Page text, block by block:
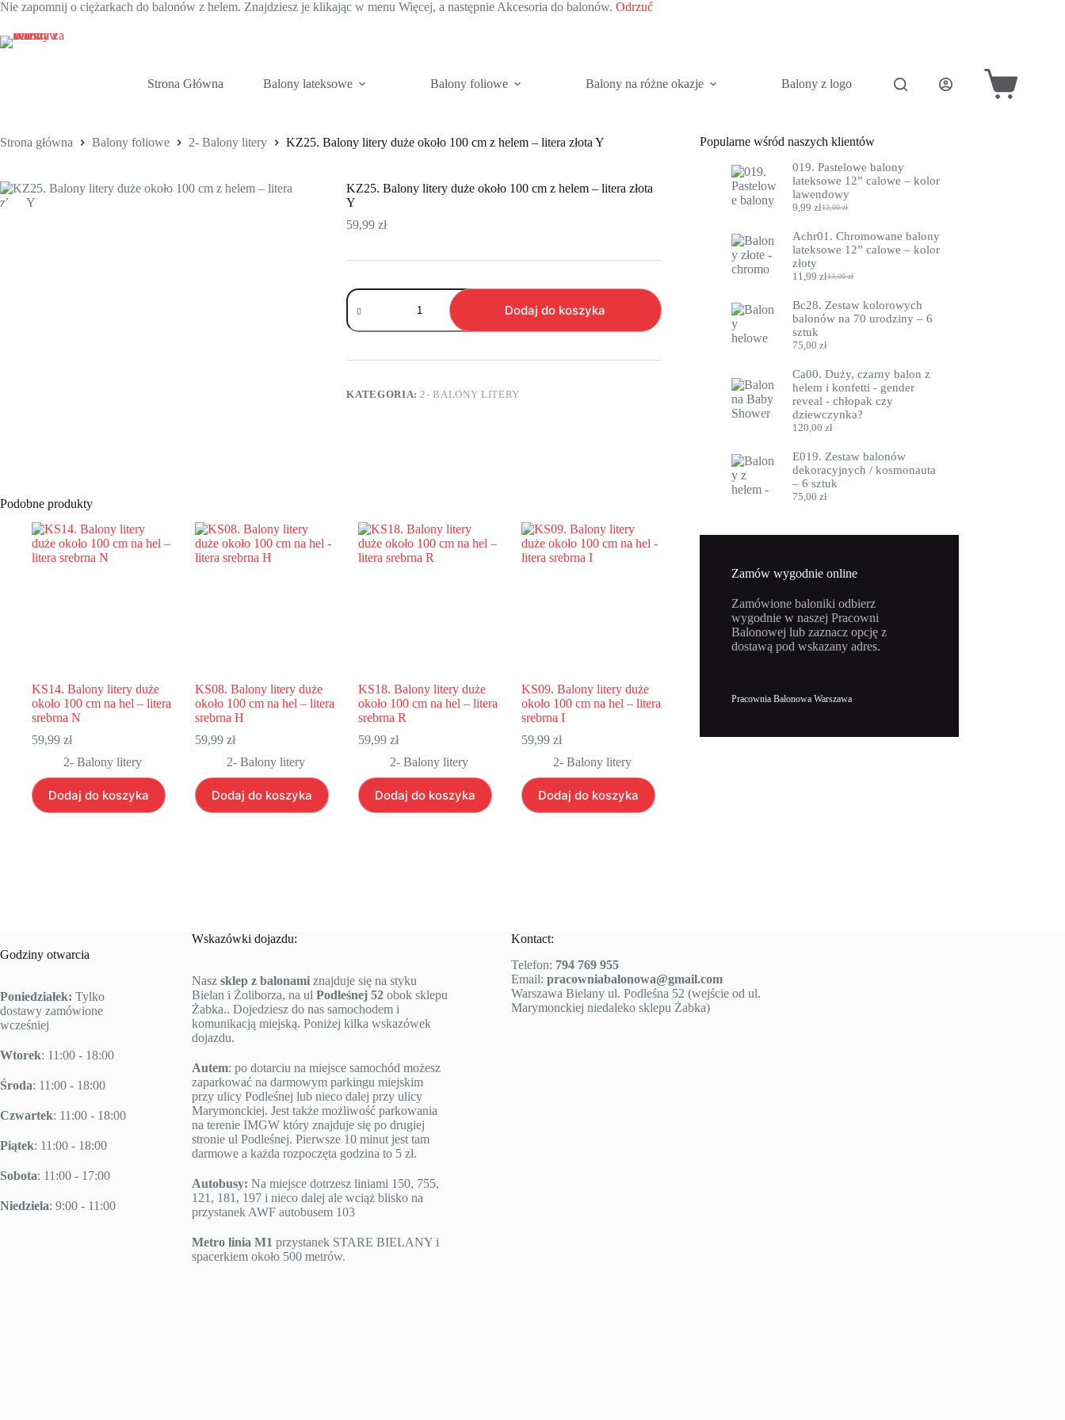
Nie zapomnij o ciężarkach do balonów z helem. Znajdziesz je klikając w menu Więcej, a następnie Akcesoria do balonów. Odrzuć
Przejdź
Strona Główna
Balony lateksowe Balony foliowe Balony na różne okazje Balony z logo Akcesoria do balonówKoszyk
Strona główna Balony foliowe 2- Balony litery KZ25. Balony litery duże około 100 cm z helem – litera złota Y
KZ25. Balony litery duże około 100 cm z helem – litera złota
Y
59,99zł
ilość
KZ25.
Balony
litery
około
cm
z
Dodaj do koszyka
KATEGORIA:2- BALONY LITERY
Podobne produkty
KS14. Balony litery duże
około 100 cm na hel – litera
srebrna N
59,99 zł
2- Balony litery
Dodaj do koszyka
KS08. Balony litery duże
około 100 cm na hel – litera
srebrna H
59,99zł
2- Balony litery
Dodaj do koszyka
KS18. Balony litery duże
około 100 cm na hel – litera
srebrna R
59,99zł
2- Balony litery
Dodaj do koszyka
KS09. Balony litery duże
około 100 cm na hel – litera
srebrna I
59,99zł
2- Balony litery
Dodaj do koszyka
Popularne wśród naszych klientów
019. Pastelowe balony
lateksowe 12” calowe – kolor
lawendowy
12,00zł
Pierwotna
wynosiła:
12,00 zł.
9,99złAktualna
wynosi:
9,99 zł.
Achr01. Chromowane balony
lateksowe 12” calowe – kolor
złoty
13,00zł
Pierwotna
wynosiła:
13,00 zł.
11,99złAktualna
wynosi:
11,99 zł.
Bc28. Zestaw kolorowych
balonów na 70 urodziny – 6
sztuk
75,00zł
Ca00. Duży, czarny balon z
helem i konfetti - gender
reveal - chłopak czy
dziewczynka?
120,00zł
E019. Zestaw balonów
dekoracyjnych / kosmonauta
– 6 sztuk
75,00zł
Zamów wygodnie online
Zamówione baloniki odbierz
wygodnie w naszej Pracowni
Balonowej lub zaznacz opcję z
dostawą pod wskazany adres.
Pracownia Balonowa Warszawa
Godziny otwarcia
Poniedziałek: Tylko
dostawy zamówione
wcześniej
Wtorek: 11:00 - 18:00
Środa: 11:00 - 18:00
Czwartek: 11:00 - 18:00
Piątek: 11:00 - 18:00
Sobota: 11:00 - 17:00
Niedziela: 9:00 - 11:00
Wskazówki dojazdu:
Nasz sklep z balonamiznajduje się na styku
Bielan i Żoliborza, na ul Podleśnej 52obok sklepu
Żabka.. Dojedziesz do nas samochodem i
komunikacją miejską. Poniżej kilka wskazówek
dojazdu.
Autem: po dotarciu na miejsce samochód możesz
zaparkować na darmowym parkingu miejskim
przy ulicy Podleśnej lub nieco dalej przy ulicy
Marymonckiej. Jest także możliwość parkowania
na terenie IMGW który znajduje się po drugiej
stronie ul Podleśnej. Pierwsze 10 minut jest tam
darmowe a każda rozpoczęta godzina to 5 zł.
Autobusy: Na miejsce dotrzesz liniami 150, 755,
121, 181, 197 i nieco dalej ale wciąż blisko na
przystanek AWF autobusem 103
Metro linia M1 przystanek STARE BIELANY i
spacerkiem około 500 metrów.
Kontact:
Telefon: 794 769 955
Email: pracowniabalonowa@gmail.com
Warszawa Bielany ul. Podleśna 52 (wejście od ul.
Marymonckiej niedaleko sklepu Żabka)